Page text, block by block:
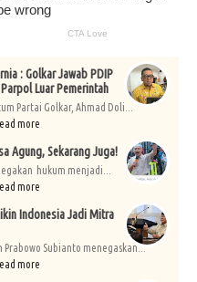
: Golkar Jawab PDIP
Luar Pemerintah
Partai Golkar, Ahmad Doli...
more
Agung, Sekarang Juga!
hukum menjadi...
more
Indonesia Jadi Mitra
Prabowo Subianto menegaskan...
more